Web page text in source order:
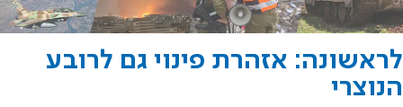
לראשונה: אזהרת פינוי גם לרובע
הנוצרי